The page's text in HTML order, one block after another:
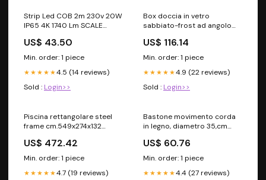
Strip Led COB 2m 230v 20W
IP65 4K 1740 Lm SCALE
US$ 43.50
Min. order: 1 piece
★★★★★4.5 (14 reviews)
Sold : Login>>
Box doccia in vetro
sabbiato-frost ad angolo
US$ 116.14
Min. order: 1 piece
★★★★★4.9 (22 reviews)
Sold : Login>>
Piscina rettangolare steel
frame cm.549x274x132
MODULARI EDILIZIA
US$ 472.42
Min. order: 1 piece
★★★★★4.7 (19 reviews)
Bastone movimento corda
in legno, diametro 35,cm
US$ 60.76
Min. order: 1 piece
★★★★★4.4 (27 reviews)